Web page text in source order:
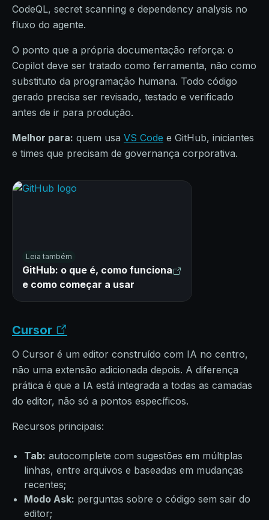
CodeQL, secret scanning e dependency analysis no
fluxo do agente.
O ponto que a própria documentação reforça: o
Copilot deve ser tratado como ferramenta, não como
substituto da programação humana. Todo código
gerado precisa ser revisado, testado e verificado
antes de ir para produção.
Melhor para: quem usa VS Code e GitHub, iniciantes
e times que precisam de governança corporativa.
Leia também
GitHub: o que é, como funciona
e como começar a usar
Cursor
O Cursor é um editor construído com IA no centro,
não uma extensão adicionada depois. A diferença
prática é que a IA está integrada a todas as camadas
do editor, não só a pontos específicos.
Recursos principais:
Tab: autocomplete com sugestões em múltiplas
linhas, entre arquivos e baseadas em mudanças
recentes;
Modo Ask: perguntas sobre o código sem sair do
editor;